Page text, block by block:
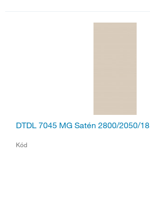
DTDL 7045 MG Satén 2800/2050/18
Kód